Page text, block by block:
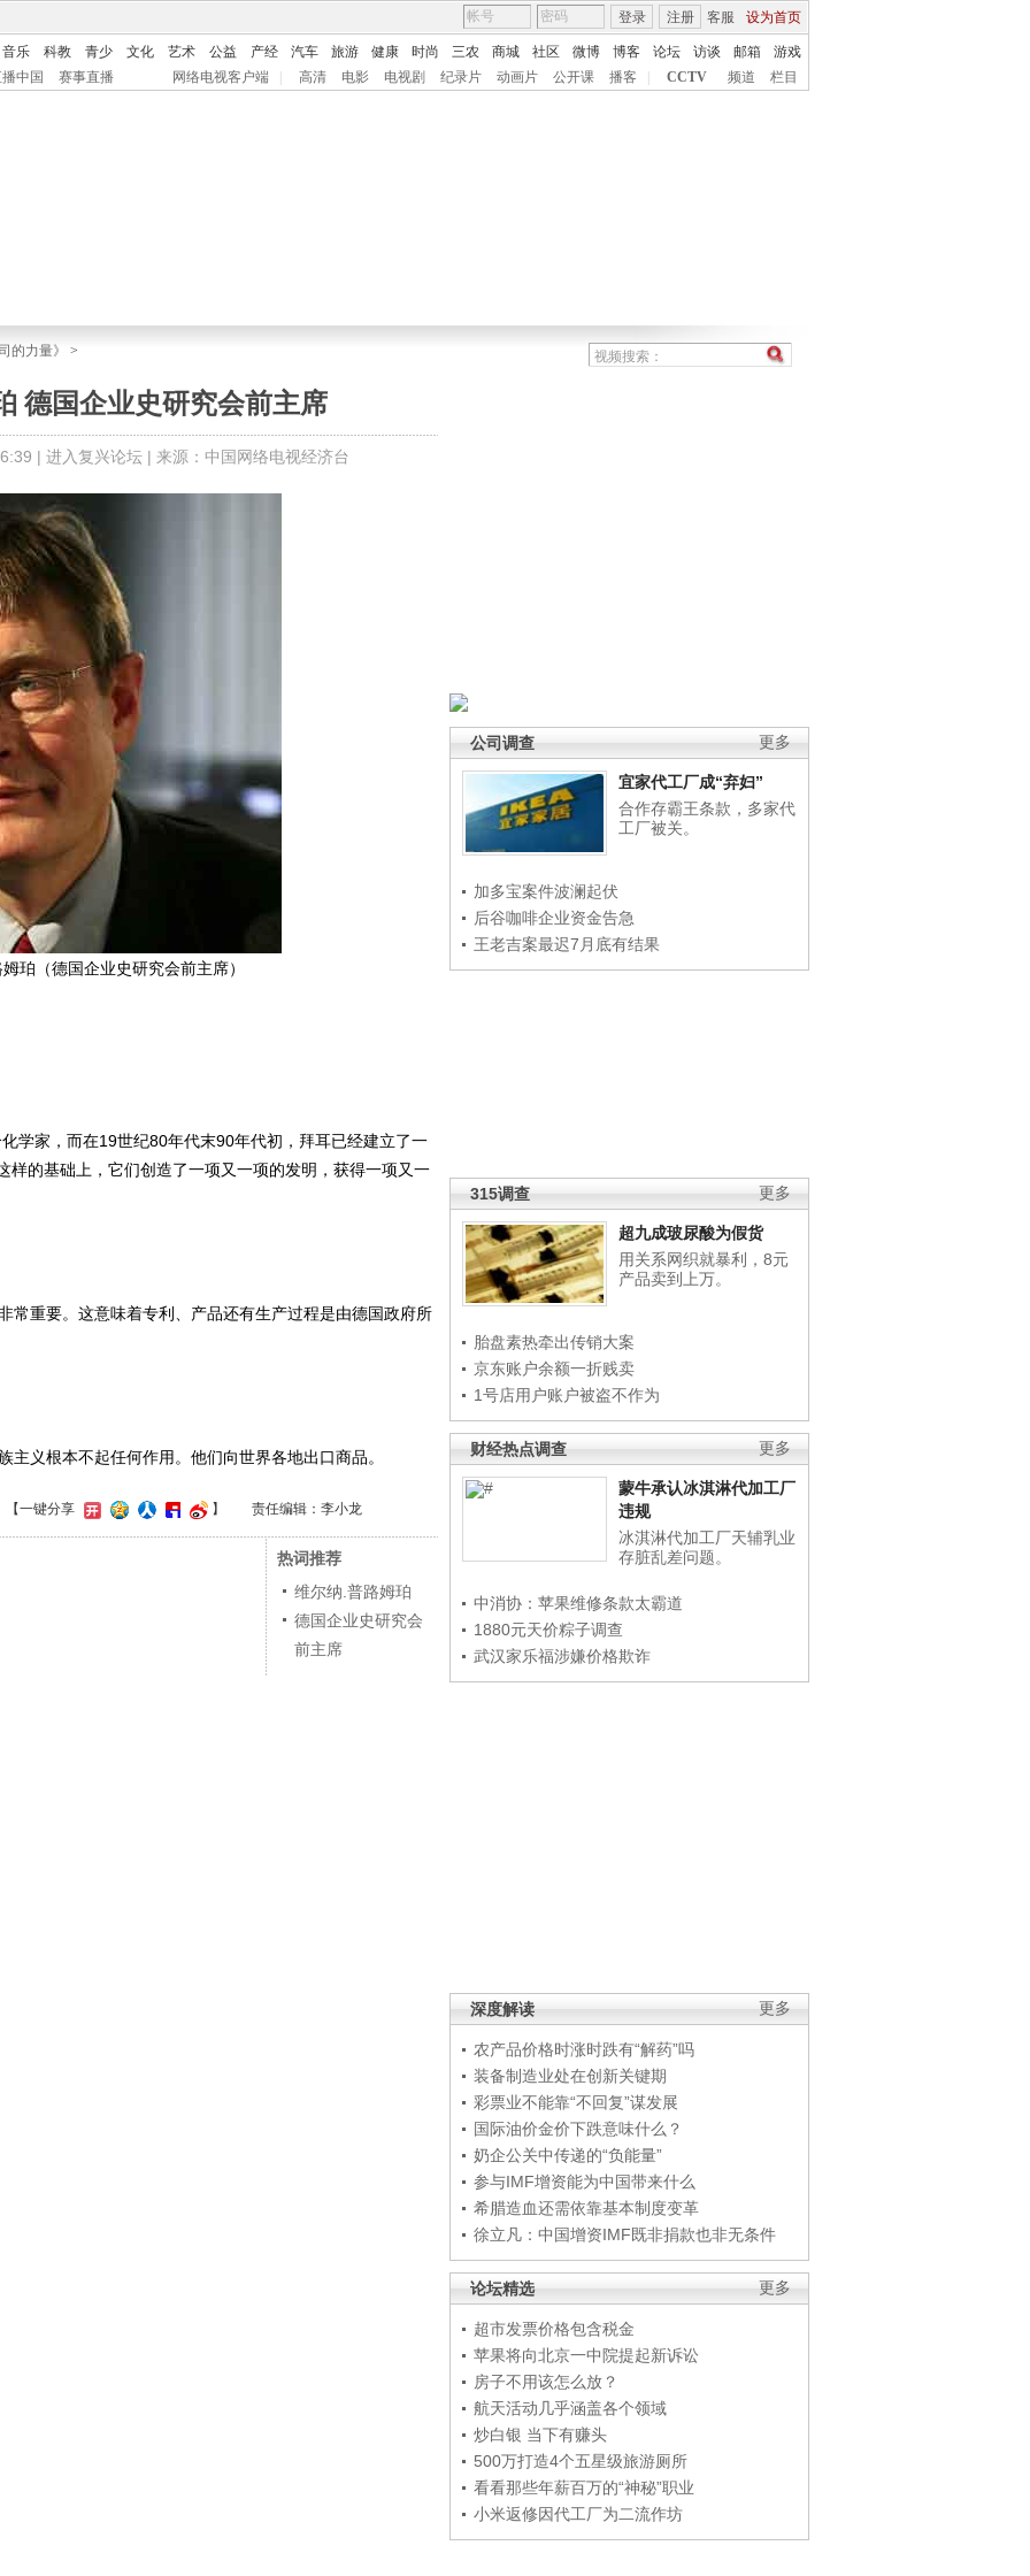
客服 设为首页
登录 注册
音乐 科教 青少 文化 艺术 公益 产经 汽车 旅游 健康 时尚 三农 商城 社区 微博 博客 论坛 访谈 邮箱
游戏
中国
赛事直播 网络电视客户端 高清 电影 电视剧 纪录片 动画片 公开课 播客 CCTV 频道 栏目
的力量》 >
德国企业史研究会前主席
| 进入复兴论坛| 来源：中国网络电视经济台
更多
公司调查
宜家代工厂成“弃妇”
合作存霸王条款，多家代
工厂被关。
加多宝案件波澜起伏
后谷咖啡企业资金告急
王老吉案最迟7月底有结果
更多
315调查
超九成玻尿酸为假货
用关系网织就暴利，8元
产品卖到上万。
胎盘素热牵出传销大案
京东账户余额一折贱卖
1号店用户账户被盗不作为
更多
财经热点调查
蒙牛承认冰淇淋代加工厂
违规
冰淇淋代加工厂天辅乳业
存脏乱差问题。
中消协：苹果维修条款太霸道
1880元天价粽子调查
武汉家乐福涉嫌价格欺诈
更多
深度解读
农产品价格时涨时跌有“解药”吗
装备制造业处在创新关键期
彩票业不能靠“不回复”谋发展
国际油价金价下跌意味什么？
奶企公关中传递的“负能量”
参与IMF增资能为中国带来什么
希腊造血还需依靠基本制度变革
徐立凡：中国增资IMF既非捐款也非无条件
更多
论坛精选
超市发票价格包含税金
苹果将向北京一中院提起新诉讼
房子不用该怎么放？
航天活动几乎涵盖各个领域
炒白银 当下有赚头
500万打造4个五星级旅游厕所
看看那些年薪百万的“神秘”职业
小米返修因代工厂为二流作坊
珀（德国企业史研究会前主席）
家，而在19世纪80年代末90年代初，拜耳已经建立了一
样的基础上，它们创造了一项又一项的发明，获得一项又一
重要。这意味着专利、产品还有生产过程是由德国政府所
义根本不起任何作用。他们向世界各地出口商品。
【一键分享 】 责任编辑：李小龙
热词推荐
维尔纳.普路姆珀
德国企业史研究会
前主席